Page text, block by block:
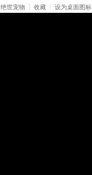
绝世宠物 收藏 设为桌面图标